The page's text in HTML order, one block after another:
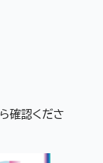
確認くださ